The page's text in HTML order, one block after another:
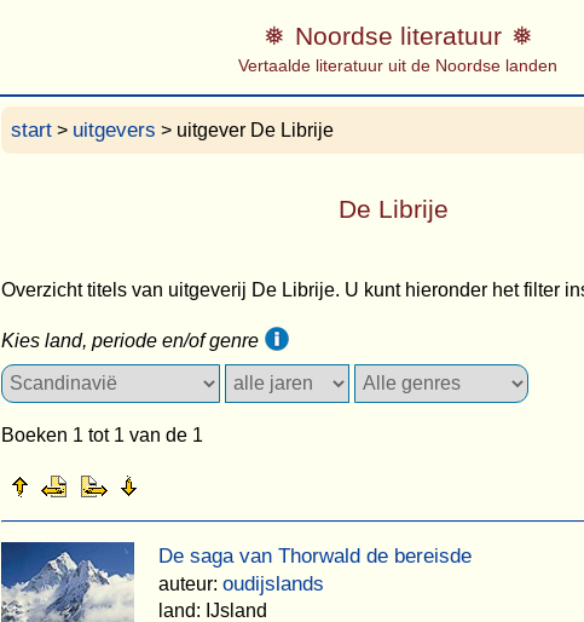
Noordse literatuur
Vertaalde literatuur uit de Noordse landen
start > uitgevers > uitgever De Librije
De Librije
Overzicht titels van uitgeverij De Librije. U kunt hieronder het filter
Kies land, periode en/of genre
Boeken 1 tot 1 van de 1
De saga van Thorwald de bereisde
auteur: oudijslands
land: IJsland